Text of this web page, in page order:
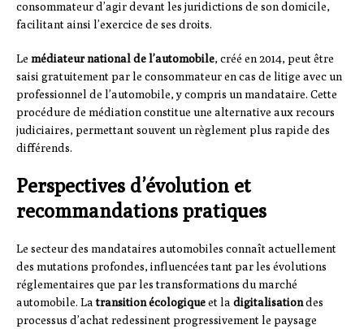
consommateur d’agir devant les juridictions de son domicile,
facilitant ainsi l’exercice de ses droits.
Le médiateur national de l’automobile, créé en 2014, peut être
saisi gratuitement par le consommateur en cas de litige avec un
professionnel de l’automobile, y compris un mandataire. Cette
procédure de médiation constitue une alternative aux recours
judiciaires, permettant souvent un règlement plus rapide des
différends.
Perspectives d’évolution et
recommandations pratiques
Le secteur des mandataires automobiles connaît actuellement
des mutations profondes, influencées tant par les évolutions
réglementaires que par les transformations du marché
automobile. Latransition écologiqueet la digitalisationdes
processus d’achat redessinent progressivement le paysage